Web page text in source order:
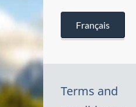
Français
Terms and